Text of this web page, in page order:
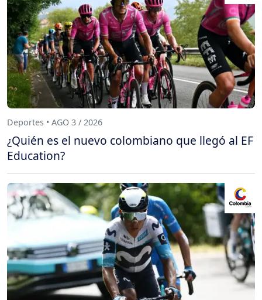
Deportes • AGO 3 / 2026
¿Quién es el nuevo colombiano que llegó al EF
Education?